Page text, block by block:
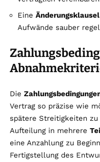
Eine Änderungsklausel
Aufwände sauber
Die
Vertrag so präzise wie
spätere Streitigkeiten
Aufteilung in mehrere
eine Anzahlung zu
Fertigstellung des